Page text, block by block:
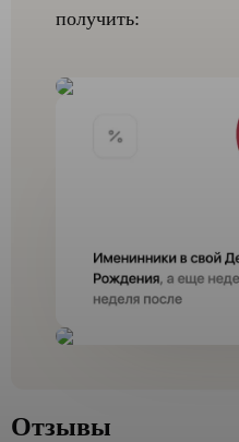
получить:
Отзывы